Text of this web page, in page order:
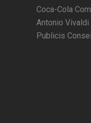
Coca-Cola
Antonio
Publicis